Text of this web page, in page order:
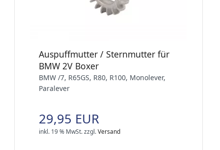
Auspuffmutter / Sternmutter für
BMW 2V Boxer
BMW /7, R65GS, R80, R100, Monolever,
Paralever
29,95 EUR
inkl. 19 % MwSt.zzgl.Versand